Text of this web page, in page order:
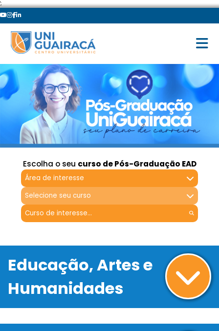
';
Escolha o seu curso de Pós-Graduação EAD
Área de interesse
Selecione seu curso
Educação, Artes e
Humanidades